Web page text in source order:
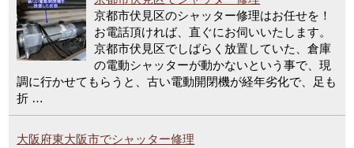
京都市伏見区のシャッター修理はお任せを！
お電話頂ければ、直ぐにお伺いいたします。
京都市伏見区でしばらく放置していた、倉庫
の電動シャッターが動かないという事で、現
調に行かせてもらうと、古い電動開閉機が経年劣化で、足も
折 …
大阪府東大阪市でシャッター修理